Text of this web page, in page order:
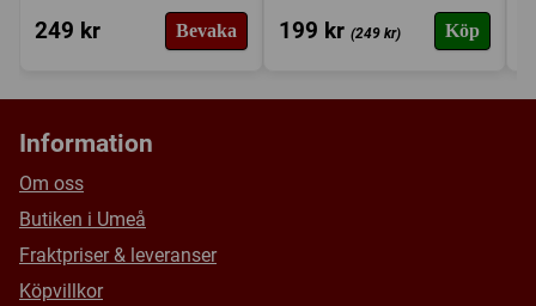
249 kr Bevaka 199 kr (249 kr) Köp
Information
Om oss
Butiken i Umeå
Fraktpriser & leveranser
Köpvillkor